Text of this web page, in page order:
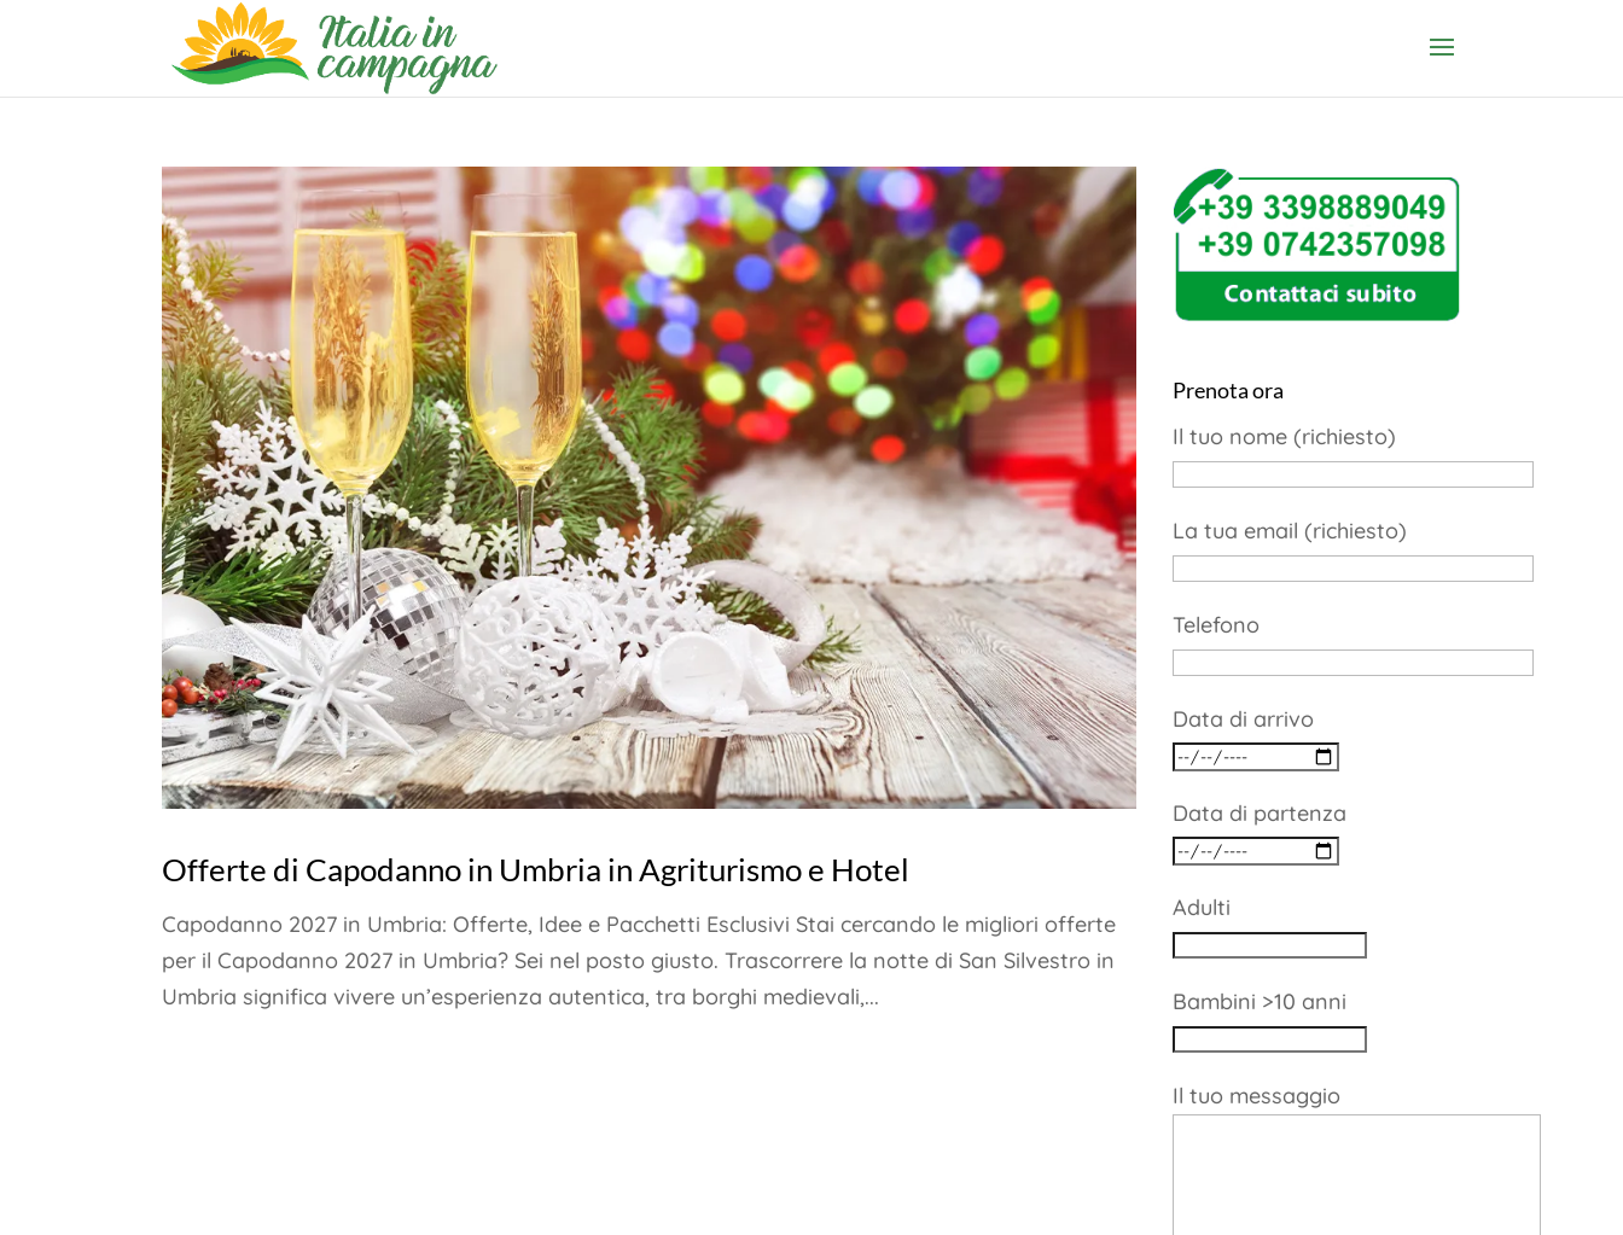
Offerte di Capodanno in Umbria in Agriturismo e Hotel
Capodanno 2027 in Umbria: Offerte, Idee e Pacchetti Esclusivi Stai cercando le migliori offerte
per il Capodanno 2027 in Umbria? Sei nel posto giusto. Trascorrere la notte di San Silvestro in
Umbria significa vivere un’esperienza autentica, tra borghi medievali,...
Prenota ora
Il tuo nome (richiesto)
La tua email (richiesto)
Telefono
Data di arrivo
Data di partenza
Adulti
Bambini >10 anni
Il tuo messaggio